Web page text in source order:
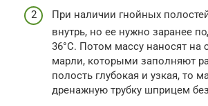
При наличии гнойных
внутрь, но ее нужно заранее
36°C. Потом массу наносят на
марли, которыми заполняют
полость глубокая и узкая, то
дренажную трубку шприцем